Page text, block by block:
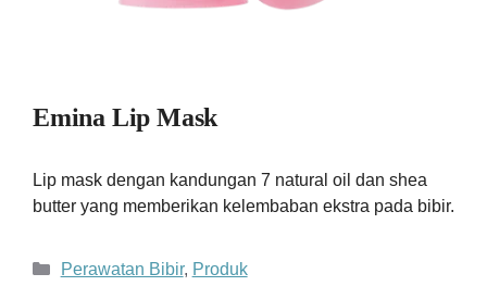
Emina Lip Mask
Lip mask dengan kandungan 7 natural oil dan shea
butter yang memberikan kelembaban ekstra pada bibir.
Kategori
Perawatan Bibir, Produk